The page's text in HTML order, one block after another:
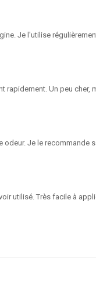
Je l'utilise
Un peu cher,
odeur. Je le recommande
utilisé. Très facile à